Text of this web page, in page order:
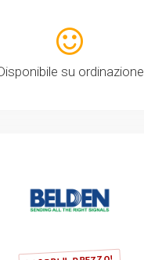
su ordinazione